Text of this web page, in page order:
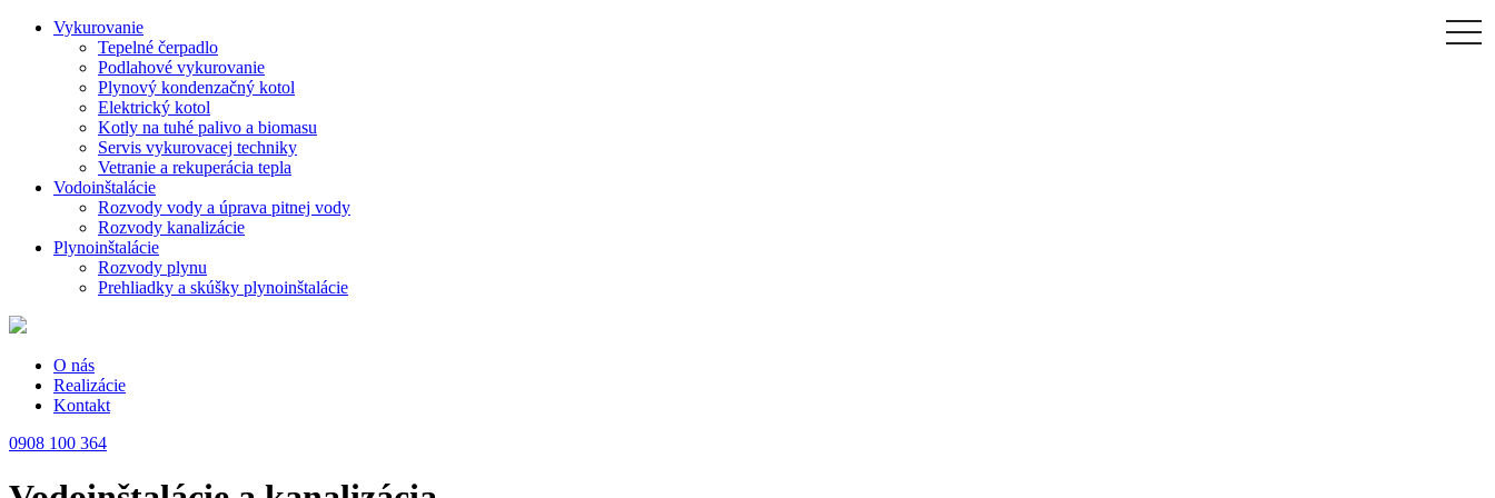
Skip
Vykurovanie
Tepelné čerpadlo
Podlahové vykurovanie
Plynový kondenzačný kotol
Elektrický kotol
Kotly na tuhé palivo a biomasu
Servis vykurovacej techniky
Vetranie a rekuperácia tepla
Vodoinštalácie
Rozvody vody a úprava pitnej vody
Rozvody kanalizácie
Plynoinštalácie
Rozvody plynu
Prehliadky a skúšky plynoinštalácie
O nás
Realizácie
Kontakt
0908 100 364